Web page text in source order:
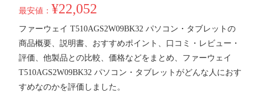
最安値： ¥22,052
ファーウェイ T510AGS2W09BK32 パソコン・タブレットの
商品概要、説明書、おすすめポイント、口コミ・レビュー・
評価、他製品との比較、価格などをまとめ、ファーウェイ
T510AGS2W09BK32 パソコン・タブレットがどんな人におす
すめなのかを評価しました。